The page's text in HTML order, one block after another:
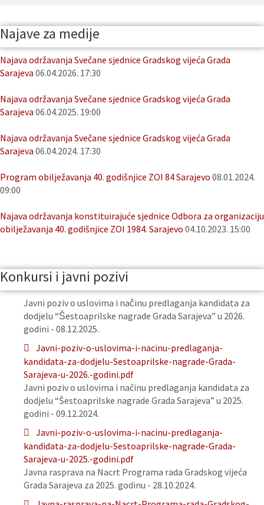
Najave za medije
Najava održavanja Svečane sjednice Gradskog vijeća Grada
Sarajeva 06.04.2026. 17:30
Najava održavanja Svečane sjednice Gradskog vijeća Grada
Sarajeva 06.04.2025. 19:00
Najava održavanja Svečane sjednice Gradskog vijeća Grada
Sarajeva 06.04.2024. 17:30
Program obilježavanja 40. godišnjice ZOI 84 Sarajevo 08.01.2024.
09:00
Najava održavanja konstituirajuće sjednice Odbora za organizaciju
obilježavanja 40. godišnjice ZOI 1984. Sarajevo 04.10.2023. 15:00
Konkursi i javni pozivi
Javni poziv o uslovima i načinu predlaganja kandidata za
dodjelu “Šestoaprilske nagrade Grada Sarajeva” u 2026.
godini - 08.12.2025.
Javni-poziv-o-uslovima-i-nacinu-predlaganja-
kandidata-za-dodjelu-Sestoaprilske-nagrade-Grada-
Sarajeva-u-2026.-godini.pdf
Javni poziv o uslovima i načinu predlaganja kandidata za
dodjelu “Šestoaprilske nagrade Grada Sarajeva” u 2025.
godini - 09.12.2024.
Javni-poziv-o-uslovima-i-nacinu-predlaganja-
kandidata-za-dodjelu-Sestoaprilske-nagrade-Grada-
Sarajeva-u-2025.-godini.pdf
Javna rasprava na Nacrt Programa rada Gradskog vijeća
Grada Sarajeva za 2025. godinu - 28.10.2024.